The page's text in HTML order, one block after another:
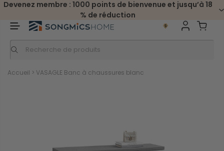
Devenez membre : 1000 points de bienvenue et jusqu’à 18
% de réduction
Accueil > VASAGLE Banc à chaussures blanc